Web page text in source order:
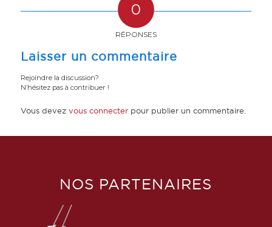
0
RÉPONSES
Laisser un commentaire
Rejoindre la discussion?
N’hésitez pas à contribuer !
Vous devez vous connecterpour publier un commentaire.
NOS PARTENAIRES